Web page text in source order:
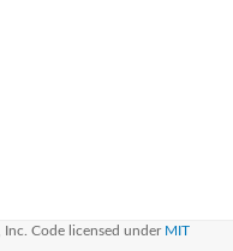
Code licensed under MIT